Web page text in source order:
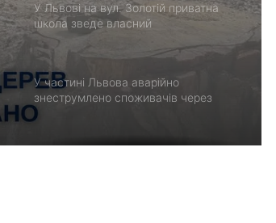
У Львові на вул. Золотій приватна
школа зведе власний
спорткомплекс
У частині Львова аварійно
знеструмлено споживачів через
відключення на мережах 110 кВ